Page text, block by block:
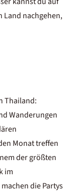
Land nachgehen,
Thailand:
Wanderungen
Monat treffen
der größten
im
die Partys